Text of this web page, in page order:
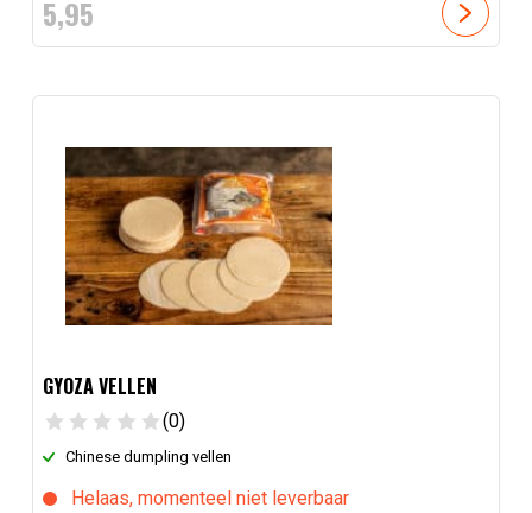
5,95
GYOZA VELLEN
(0)
Chinese dumpling vellen
Helaas, momenteel niet leverbaar